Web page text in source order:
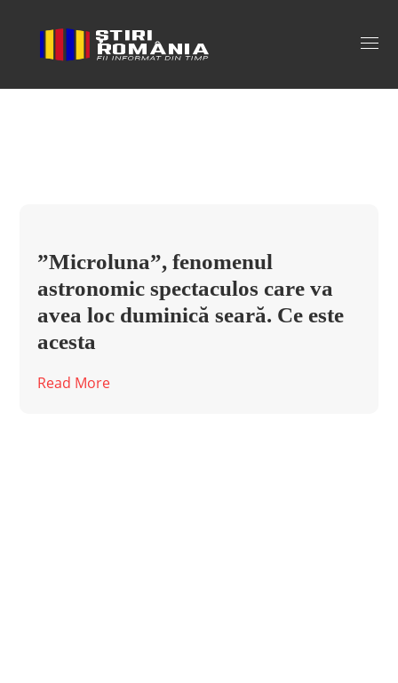
luna mai Tag
”Microluna”, fenomenul
astronomic spectaculos care va
avea loc duminică seară. Ce este
acesta
Read More